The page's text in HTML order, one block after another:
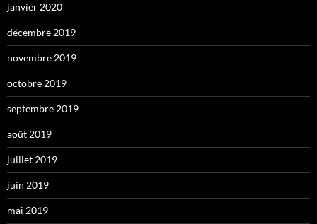
janvier 2020
décembre 2019
novembre 2019
octobre 2019
septembre 2019
août 2019
juillet 2019
juin 2019
mai 2019